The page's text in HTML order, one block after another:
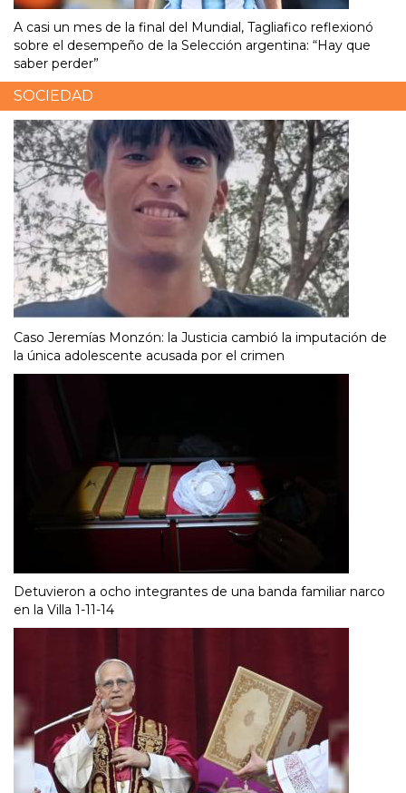
A casi un mes de la final del Mundial, Tagliafico reflexionó
sobre el desempeño de la Selección argentina: “Hay que
saber perder”
SOCIEDAD
Caso Jeremías Monzón: la Justicia cambió la imputación de
la única adolescente acusada por el crimen
Detuvieron a ocho integrantes de una banda familiar narco
en la Villa 1-11-14